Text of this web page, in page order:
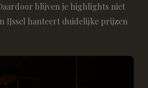
blijven je highlights niet
IJssel hanteert duidelijke prijzen